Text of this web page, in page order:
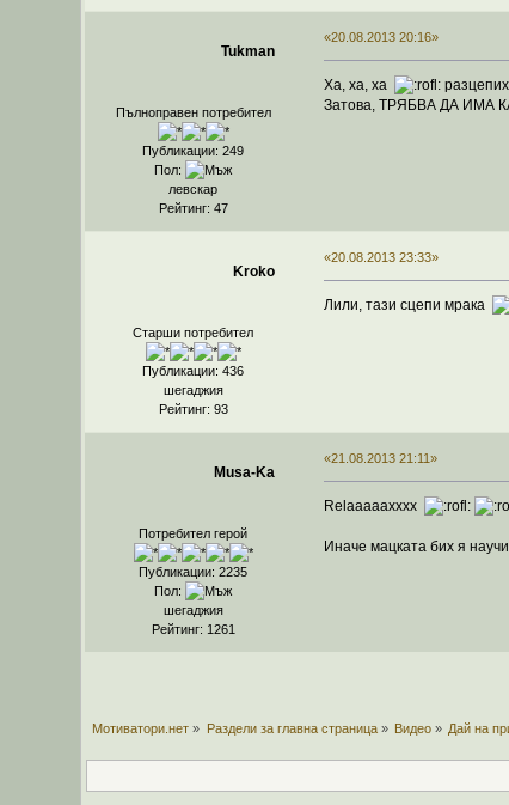
Tukman
Пълноправен потребител
Публикации: 249
Пол:
левскар
Рейтинг: 47
«20.08.2013 20:16»
Ха, ха, ха
Затова, ТРЯБВА ДА ИМА
Kroko
Старши потребител
Публикации: 436
шегаджия
Рейтинг: 93
«20.08.2013 23:33»
Лили, тази сцепи мрака
Musa-Ka
Потребител герой
Публикации: 2235
Пол:
шегаджия
Рейтинг: 1261
«21.08.2013 21:11»
Relaaaaaxxxx
Иначе мацката бих я
Мотиватори.нет » Раздели за главна страница» Видео » Дай на